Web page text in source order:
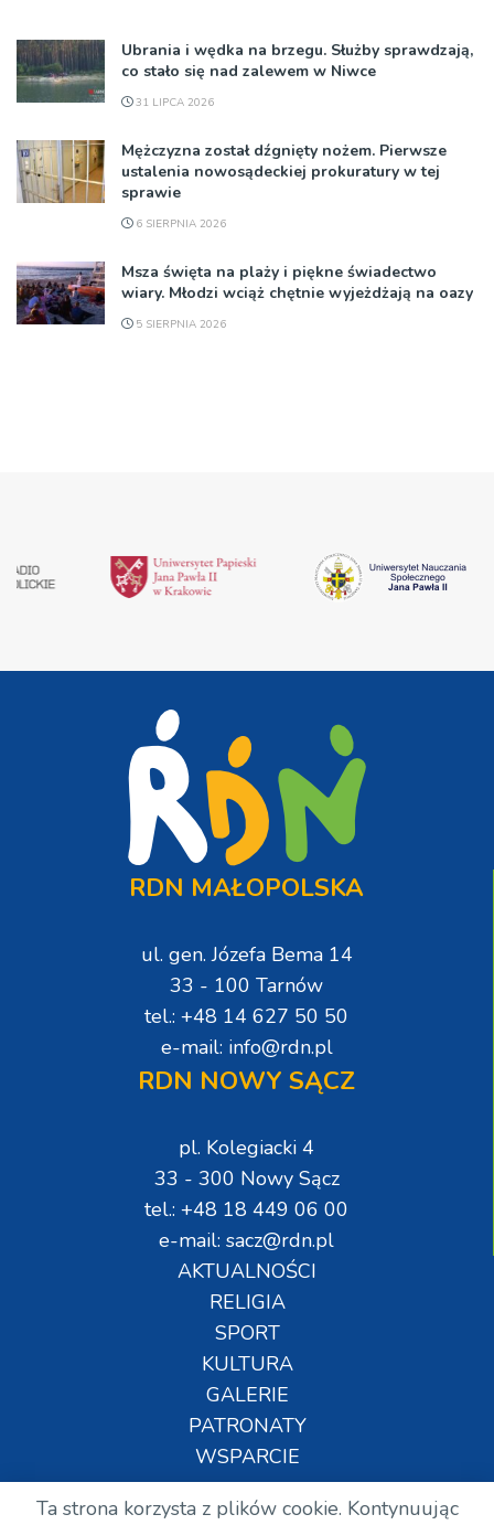
Ubrania i wędka na brzegu. Służby sprawdzają,
co stało się nad zalewem w Niwce
31 LIPCA 2026
Mężczyzna został dźgnięty nożem. Pierwsze
ustalenia nowosądeckiej prokuratury w tej
sprawie
6 SIERPNIA 2026
Msza święta na plaży i piękne świadectwo
wiary. Młodzi wciąż chętnie wyjeżdżają na oazy
5 SIERPNIA 2026
RDN MAŁOPOLSKA
ul. gen. Józefa Bema 14
33 - 100 Tarnów
tel.: +48 14 627 50 50
e-mail: info@rdn.pl
RDN NOWY SĄCZ
pl. Kolegiacki 4
33 - 300 Nowy Sącz
tel.: +48 18 449 06 00
e-mail: sacz@rdn.pl
AKTUALNOŚCI
RELIGIA
SPORT
KULTURA
GALERIE
PATRONATY
WSPARCIE
Ta strona korzysta z plików cookie. Kontynuując